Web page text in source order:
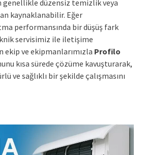
genellikle düzensiz temizlik veya
kaynaklanabilir. Eğer
performansında bir düşüş fark
servisimiz ile iletişime
ve ekipmanlarımızla Profilo
kısa sürede çözüme kavuşturarak,
ve sağlıklı bir şekilde çalışmasını